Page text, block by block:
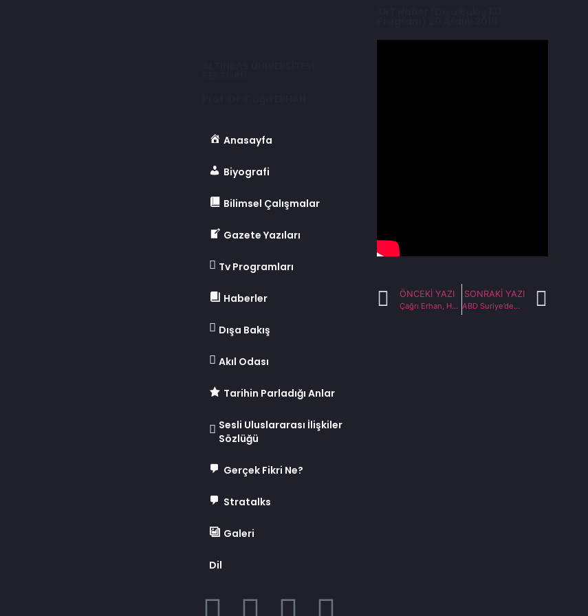
Anasayfa
Biyografi
Bilimsel Çalışmalar
Gazete Yazıları
Tv Programları
Haberler
Dışa Bakış
Akıl Odası
Tarihin Parladığı Anlar
Sesli Uluslararası İlişkiler
Sözlüğü
Gerçek Fikri Ne?
Stratalks
Galeri
Dil
ÖNCEKI YAZI
Çağrı Erhan, Hakan Çelik ile Hafta Sonu Programı’nda ABD’nin Suriye Siyasetini Değerlendirdi
SONRAKI YAZI
ABD Suriye’den nasıl çekilecek? (23.12.2018) Türkiye Gazetesi